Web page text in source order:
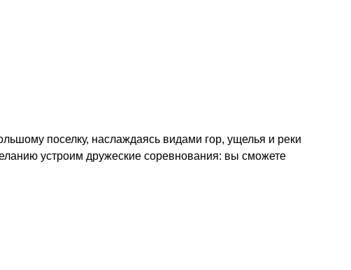
поселку, наслаждаясь видами гор, ущелья и реки
устроим дружеские соревнования: вы сможете